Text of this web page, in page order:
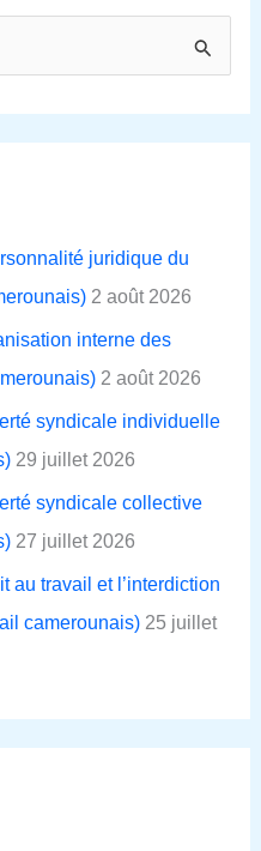
juridique du
2 août 2026
interne des
2 août 2026
syndicale individuelle
29 juillet 2026
syndicale collective
27 juillet 2026
au travail et l’interdiction
camerounais) 25 juillet